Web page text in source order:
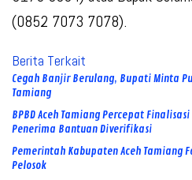
(0852 7073 7078).
Berita Terkait
Cegah Banjir Berulang, Bupati Minta
Tamiang
BPBD Aceh Tamiang Percepat
Penerima Bantuan Diverifikasi
Pemerintah Kabupaten Aceh Tamiang
Pelosok